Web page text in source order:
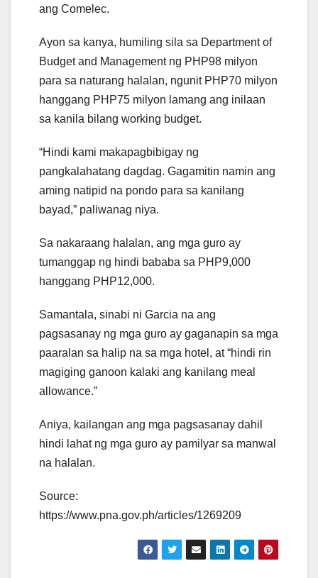
ang Comelec.
Ayon sa kanya, humiling sila sa Department of
Budget and Management ng PHP98 milyon
para sa naturang halalan, ngunit PHP70 milyon
hanggang PHP75 milyon lamang ang inilaan
sa kanila bilang working budget.
“Hindi kami makapagbibigay ng
pangkalahatang dagdag. Gagamitin namin ang
aming natipid na pondo para sa kanilang
bayad,” paliwanag niya.
Sa nakaraang halalan, ang mga guro ay
tumanggap ng hindi bababa sa PHP9,000
hanggang PHP12,000.
Samantala, sinabi ni Garcia na ang
pagsasanay ng mga guro ay gaganapin sa mga
paaralan sa halip na sa mga hotel, at “hindi rin
magiging ganoon kalaki ang kanilang meal
allowance.”
Aniya, kailangan ang mga pagsasanay dahil
hindi lahat ng mga guro ay pamilyar sa manwal
na halalan.
Source:
https://www.pna.gov.ph/articles/1269209